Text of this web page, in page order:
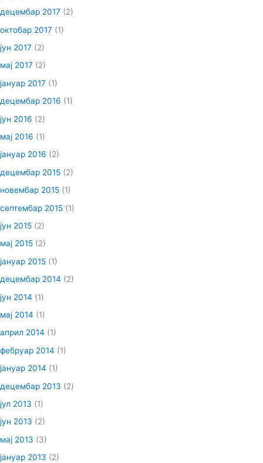
децембар 2017 (2)
октобар 2017 (1)
јун 2017 (2)
мај 2017 (2)
јануар 2017 (1)
децембар 2016 (1)
јун 2016 (2)
мај 2016 (1)
јануар 2016 (2)
децембар 2015 (2)
новембар 2015 (1)
септембар 2015 (1)
јун 2015 (2)
мај 2015 (2)
јануар 2015 (1)
децембар 2014 (2)
јун 2014 (1)
мај 2014 (1)
април 2014 (1)
фебруар 2014 (1)
јануар 2014 (1)
децембар 2013 (2)
јул 2013 (1)
јун 2013 (2)
мај 2013 (3)
јануар 2013 (2)